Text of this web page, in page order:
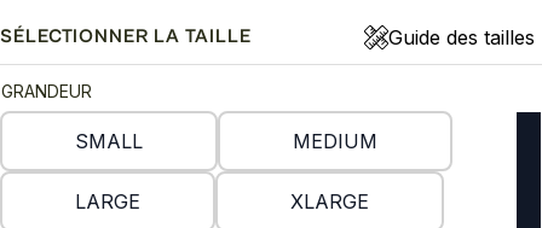
SÉLECTIONNER LA TAILLE Guide des tailles
GRANDEUR
SMALL MEDIUM
LARGE XLARGE